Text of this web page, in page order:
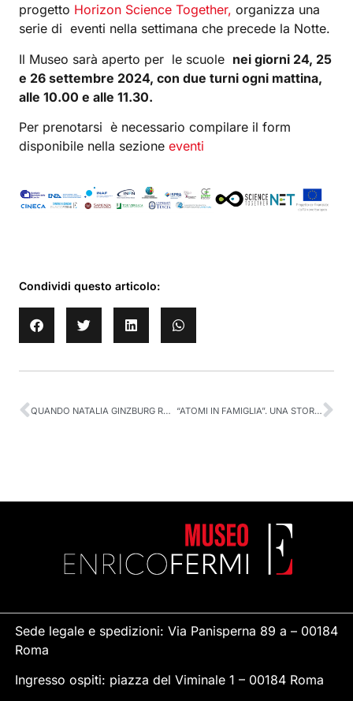
progetto Horizon Science Together, organizza una
serie di eventi nella settimana che precede la Notte.
Il Museo sarà aperto per le scuole nei giorni 24, 25
e 26 settembre 2024, con due turni ogni mattina,
alle 10.00 e alle 11.30.
Per prenotarsi è necessario compilare il form
disponibile nella sezione eventi
Condividi questo articolo:
QUANDO NATALIA GINZBURG RACCONTAVA FRANCO RASETTI “ATOMI IN FAMIGLIA”. UNA STORIA LUNGA 70 ANNI
Sede legale e spedizioni: Via Panisperna 89 a – 00184
Roma
Ingresso ospiti: piazza del Viminale 1 – 00184 Roma